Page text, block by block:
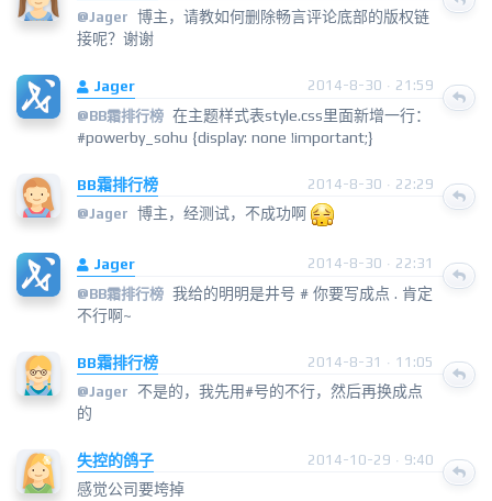
@Jager 博主，请教如何删除畅言评论底部的版权链
接呢？谢谢
Jager
2014-8-30 · 21:59
@BB霜排行榜 在主题样式表style.css里面新增一行：
#powerby_sohu {display: none !important;}
BB霜排行榜
2014-8-30 · 22:29
@Jager 博主，经测试，不成功啊
Jager
2014-8-30 · 22:31
@BB霜排行榜 我给的明明是井号 # 你要写成点 . 肯定
不行啊~
BB霜排行榜
2014-8-31 · 11:05
@Jager
不是的，我先用#号的不行，然后再换成点
的
失控的鸽子 2014-10-29 · 9:40
感觉公司要垮掉